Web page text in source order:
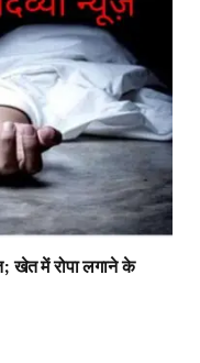
खेत में रोपा लगाने के